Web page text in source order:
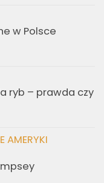
w Polsce
ryb – prawda czy
AMERYKI